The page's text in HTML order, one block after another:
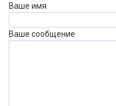
Ваше имя
Ваше сообщение